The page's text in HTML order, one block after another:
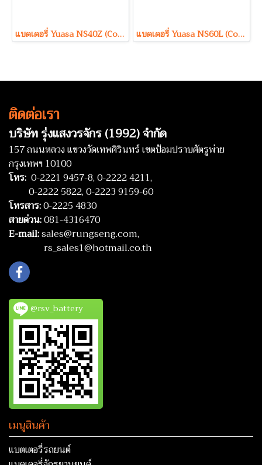
แบตเตอรี่ Yuasa NS40Z (Conventional Type) 12V 35Ah แบตเตอรี่ Yuasa NS60L (Conventional Type) 12V 45Ah
ติดต่อเรา
บริษัท รุ่งแสงวรจักร (1992) จำกัด
157 ถนนหลวง แขวงวัดเทพศิรินทร์ เขตป้อมปราบศัตรูพ่าย
กรุงเทพฯ 10100
โทร: 0-2221 9457-8,0-2222 4211,
0-2222 5822,0-2223 9159-60
โทรสาร:0-2225 4830
สายด่วน:081-4316470
E-mail:sales@rungseng.com,
rs_sales1@hotmail.co.th
@rsv_battery
เมนูสินค้า
แบตเตอรี่รถยนต์